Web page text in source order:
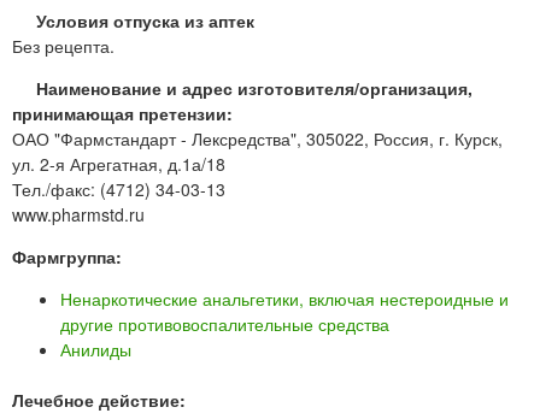
Условия отпуска из аптек
Без рецепта.
Наименование и адрес изготовителя/организация,
принимающая претензии:
ОАО "Фармстандарт - Лексредства", 305022, Россия, г. Курск,
ул. 2-я Агрегатная, д.1а/18
Тел./факс: (4712) 34-03-13
www.pharmstd.ru
Фармгруппа:
Ненаркотические анальгетики, включая нестероидные и
другие противовоспалительные средства
Анилиды
Лечебное действие: